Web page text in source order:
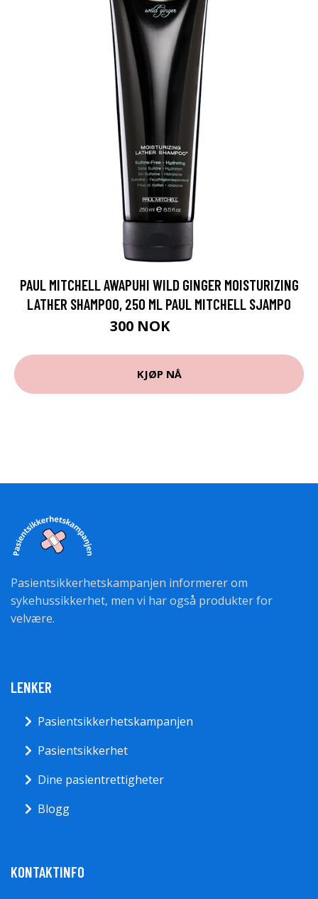
PAUL MITCHELL AWAPUHI WILD GINGER MOISTURIZING
LATHER SHAMPOO, 250 ML PAUL MITCHELL SJAMPO
300 NOK
KJØP NÅ
Pasientsikkerhetskampanjen informerer om
sykehussikkerhet, men vi har også produkter for
velvære.
LENKER
Pasientsikkerhetskampanjen
Pasientsikkerhet
Dine pasientrettigheter
Blogg
KONTAKTINFO